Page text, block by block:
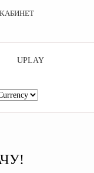
UPLAY